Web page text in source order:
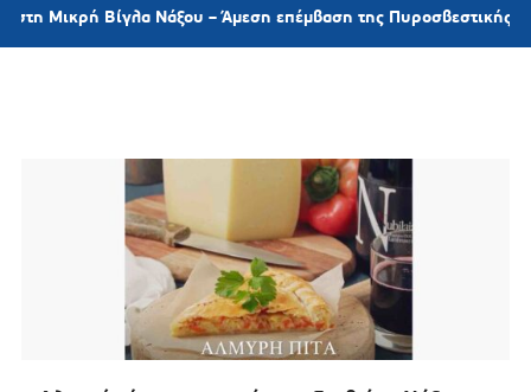
Βίγλα Νάξου – Άμεση επέμβαση της Πυροσβεστικής και